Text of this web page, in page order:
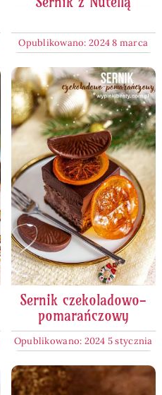
Opublikowano: 2024 8 marca
Sernik czekoladowo-
pomarańczowy
Opublikowano: 2024 5 stycznia